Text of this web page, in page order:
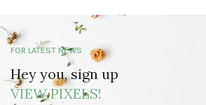
FOR LATEST NEWS
Hey you, sign up
VIEW PIXELS!